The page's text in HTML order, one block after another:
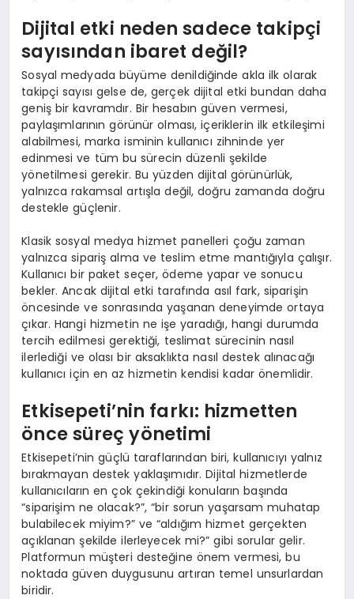
Dijital etki neden sadece takipçi
sayısından ibaret değil?
Sosyal medyada büyüme denildiğinde akla ilk olarak
takipçi sayısı gelse de, gerçek dijital etki bundan daha
geniş bir kavramdır. Bir hesabın güven vermesi,
paylaşımlarının görünür olması, içeriklerin ilk etkileşimi
alabilmesi, marka isminin kullanıcı zihninde yer
edinmesi ve tüm bu sürecin düzenli şekilde
yönetilmesi gerekir. Bu yüzden dijital görünürlük,
yalnızca rakamsal artışla değil, doğru zamanda doğru
destekle güçlenir.
Klasik sosyal medya hizmet panelleri çoğu zaman
yalnızca sipariş alma ve teslim etme mantığıyla çalışır.
Kullanıcı bir paket seçer, ödeme yapar ve sonucu
bekler. Ancak dijital etki tarafında asıl fark, siparişin
öncesinde ve sonrasında yaşanan deneyimde ortaya
çıkar. Hangi hizmetin ne işe yaradığı, hangi durumda
tercih edilmesi gerektiği, teslimat sürecinin nasıl
ilerlediği ve olası bir aksaklıkta nasıl destek alınacağı
kullanıcı için en az hizmetin kendisi kadar önemlidir.
Etkisepeti’nin farkı: hizmetten
önce süreç yönetimi
Etkisepeti’nin güçlü taraflarından biri, kullanıcıyı yalnız
bırakmayan destek yaklaşımıdır. Dijital hizmetlerde
kullanıcıların en çok çekindiği konuların başında
“siparişim ne olacak?”, “bir sorun yaşarsam muhatap
bulabilecek miyim?” ve “aldığım hizmet gerçekten
açıklanan şekilde ilerleyecek mi?” gibi sorular gelir.
Platformun müşteri desteğine önem vermesi, bu
noktada güven duygusunu artıran temel unsurlardan
biridir.